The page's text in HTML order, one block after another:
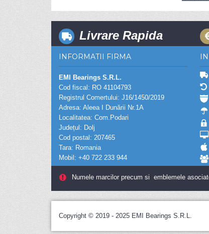
Livrare Rapida
INFORMATII FIRMA
EMI Bearings S.R.L.
Cod fiscal: RO 41104793
Registrul Comertului: J16/1450/2019
Adresa: Aleea I Dunării Nr.1A
Localitatea: Com.Podari
Județul: Dolj
Cod postal: 207465
Tara: Romania
Mobil: +40 722 233 944
Numele marcilor precum si emblemele
Copyright © 2019 - 2025 EMI Bearings S.R.L.